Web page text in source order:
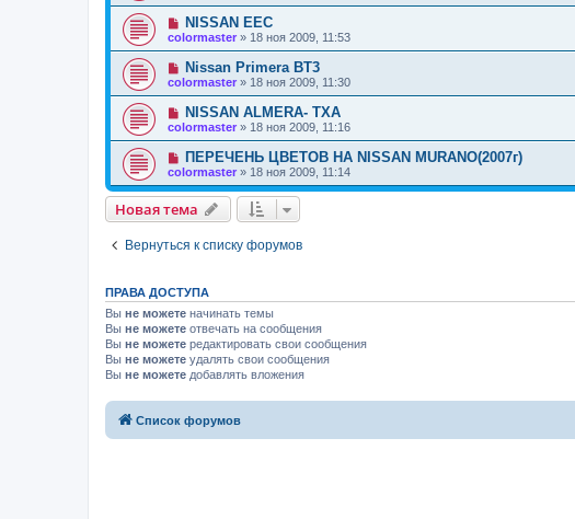
NISSAN EEC
colormaster » 18 ноя 2009, 11:53
Nissan Primera BT3
colormaster » 18 ноя 2009, 11:30
NISSAN ALMERA- TXA
colormaster » 18 ноя 2009, 11:16
ПЕРЕЧЕНЬ ЦВЕТОВ НА NISSAN MURANO(2007г)
colormaster » 18 ноя 2009, 11:14
Новая тема
Вернуться к списку форумов
ПРАВА ДОСТУПА
Вы не можете начинать темы
Вы не можете отвечать на сообщения
Вы не можете редактировать свои сообщения
Вы не можете удалять свои сообщения
Вы не можете добавлять вложения
Список форумов